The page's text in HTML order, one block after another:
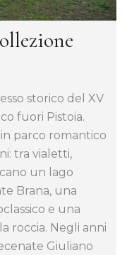
storico del XV
fuori Pistoia.
parco romantico
tra vialetti,
un lago
Brana, una
e una
roccia. Negli anni
Giuliano